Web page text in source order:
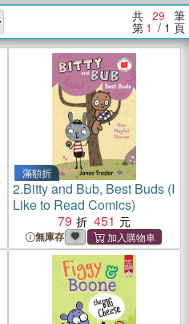
灣漫遊錄、 方念華 、 台灣的李
時代
數學女孩：黎曼猜想 、
的迷走神經
共 29 筆
第 1 / 1 頁
滿額折
2.Bitty and Bub, Best Buds (I
Like to Read Comics)
79
451
無庫存